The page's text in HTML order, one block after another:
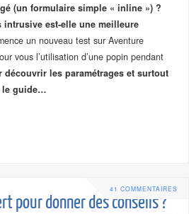
(un formulaire simple « inline ») ?
est-elle une meilleure
un nouveau test sur Aventure
vous l’utilisation d’une popin pendant
découvrir les paramétrages et surtout
le guide…
41 COMMENTAIRES
pour donner des conseils ?